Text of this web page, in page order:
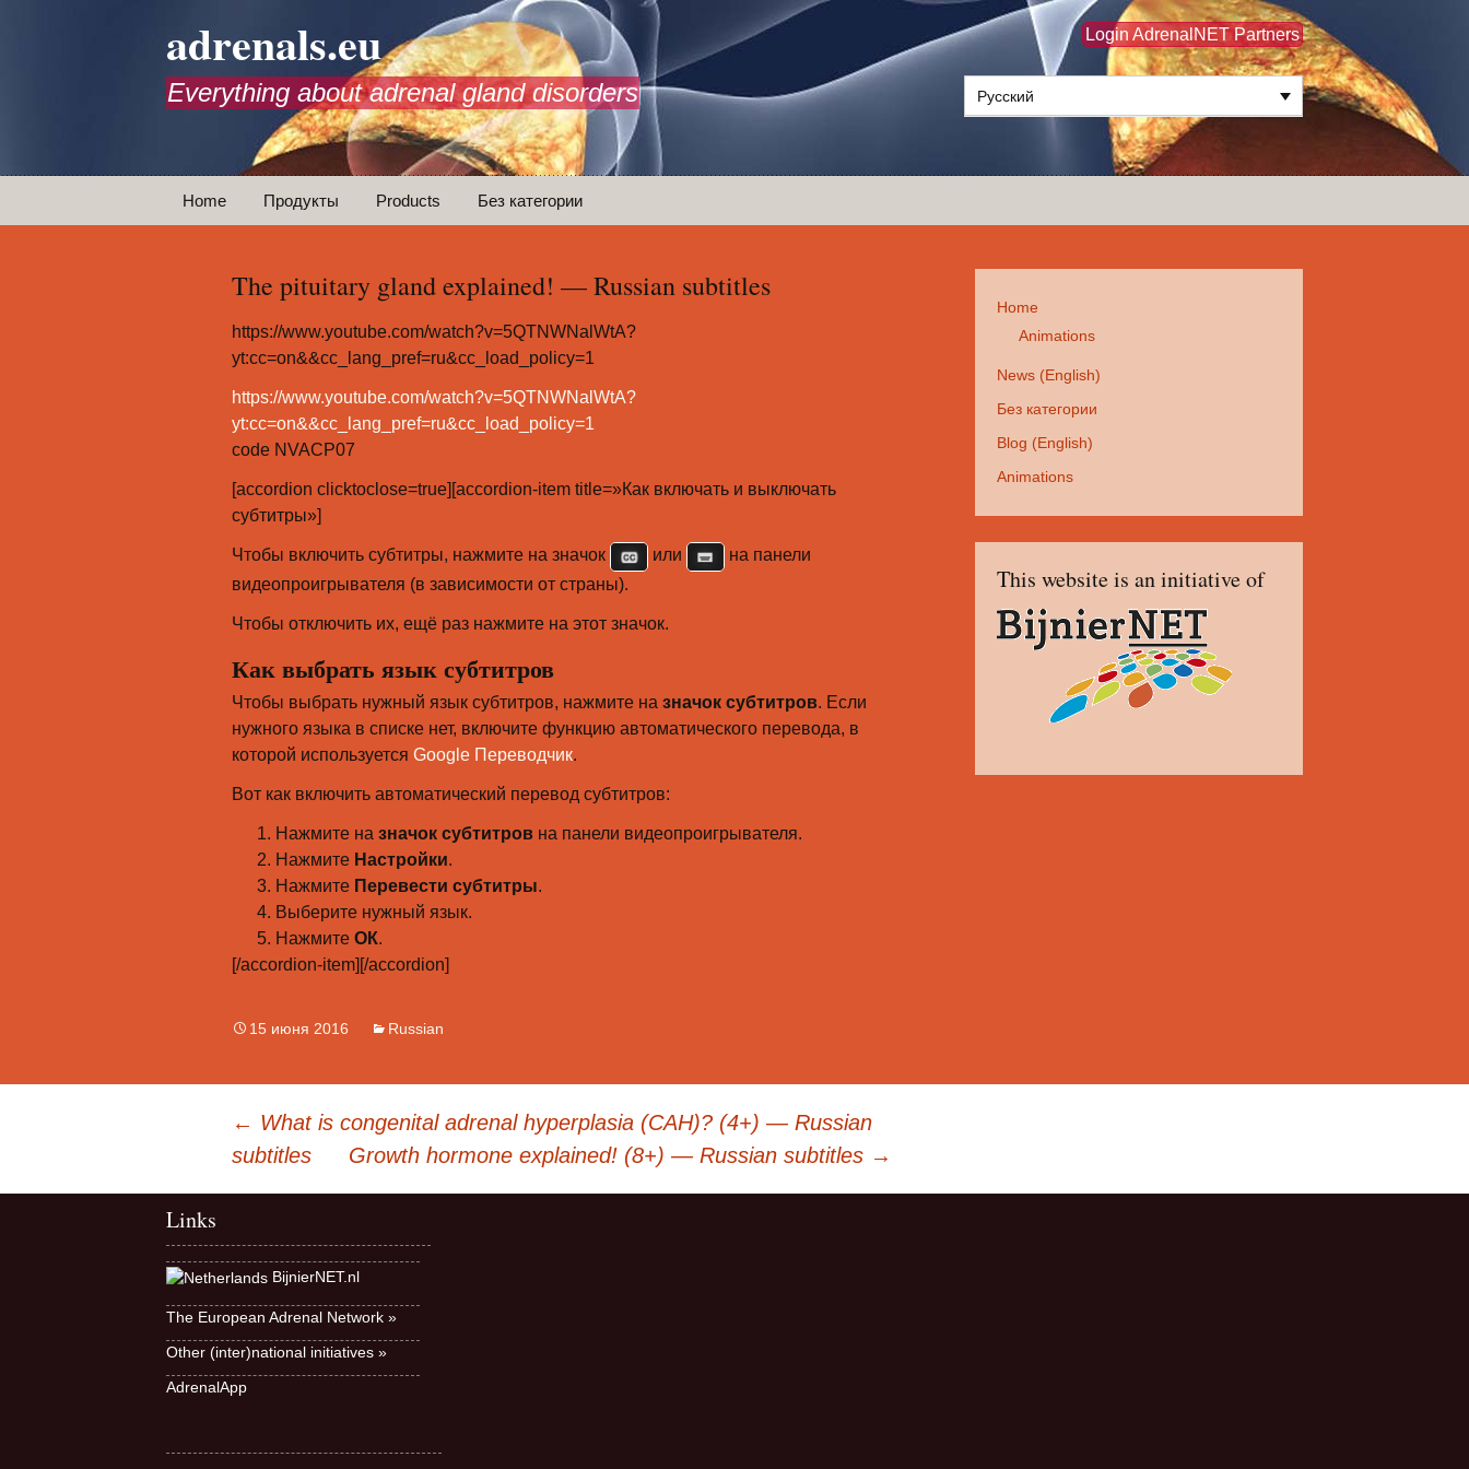
adrenals.eu
Everything about adrenal gland disorders
Login AdrenalNET Partners
Русский
Home Продукты Products Без категории
The pituitary gland explained! — Russian subtitles
https://www.youtube.com/watch?v=5QTNWNalWtA?
yt:cc=on&&cc_lang_pref=ru&cc_load_policy=1
https://www.youtube.com/watch?v=5QTNWNalWtA?
yt:cc=on&&cc_lang_pref=ru&cc_load_policy=1
code NVACP07
[accordion clicktoclose=true][accordion-item title=»Как включать и выключать
субтитры»]
Чтобы включить субтитры, нажмите на значок или
на панели
видеопроигрывателя (в зависимости от страны).
Чтобы отключить их, ещё раз нажмите на этот значок.
Как выбрать язык субтитров
Чтобы выбрать нужный язык субтитров, нажмите на значок субтитров. Если
нужного языка в списке нет, включите функцию автоматического перевода, в
которой используется Google Переводчик.
Вот как включить автоматический перевод субтитров:
Нажмите на значок субтитров на панели видеопроигрывателя.
Нажмите Настройки.
Нажмите Перевести субтитры.
Выберите нужный язык.
Нажмите ОК.
[/accordion-item][/accordion]
15 июня 2016 Russian
записям
← What is congenital adrenal hyperplasia (CAH)? (4+) — Russian
subtitles
Growth hormone explained! (8+) — Russian subtitles →
Home
Animations
News (English)
Без категории
Blog (English)
Animations
This website is an initiative of
Links
BijnierNET.nl
The European Adrenal Network »
Other (inter)national initiatives »
AdrenalApp